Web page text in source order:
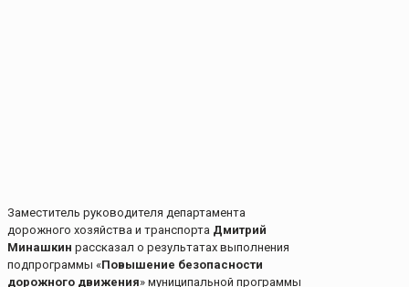
Заместитель руководителя департамента
дорожного хозяйства и транспорта Дмитрий
Минашкин рассказал о результатах выполнения
подпрограммы «Повышение безопасности
дорожного движения» муниципальной программы